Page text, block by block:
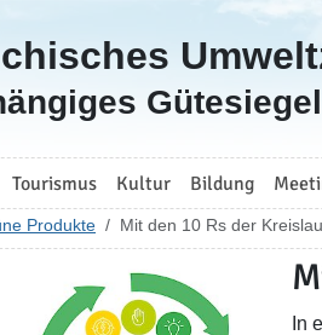
Tourismus Kultur Bildung
Produkte Mit den 10 Rs der
In